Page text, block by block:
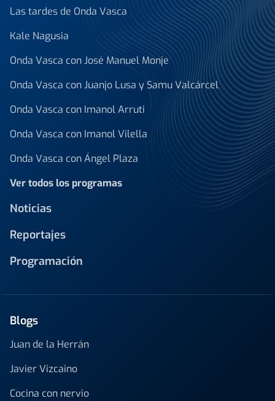
Las tardes de Onda Vasca
Kale Nagusia
Onda Vasca con José Manuel Monje
Onda Vasca con Juanjo Lusa y Samu Valcárcel
Onda Vasca con Imanol Arruti
Onda Vasca con Imanol Vilella
Onda Vasca con Ángel Plaza
Ver todos los programas
Noticias
Reportajes
Programación
Blogs
Juan de la Herrán
Javier Vizcaino
Cocina con nervio